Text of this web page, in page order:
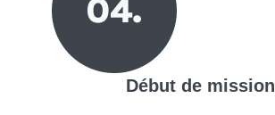
Début de mission